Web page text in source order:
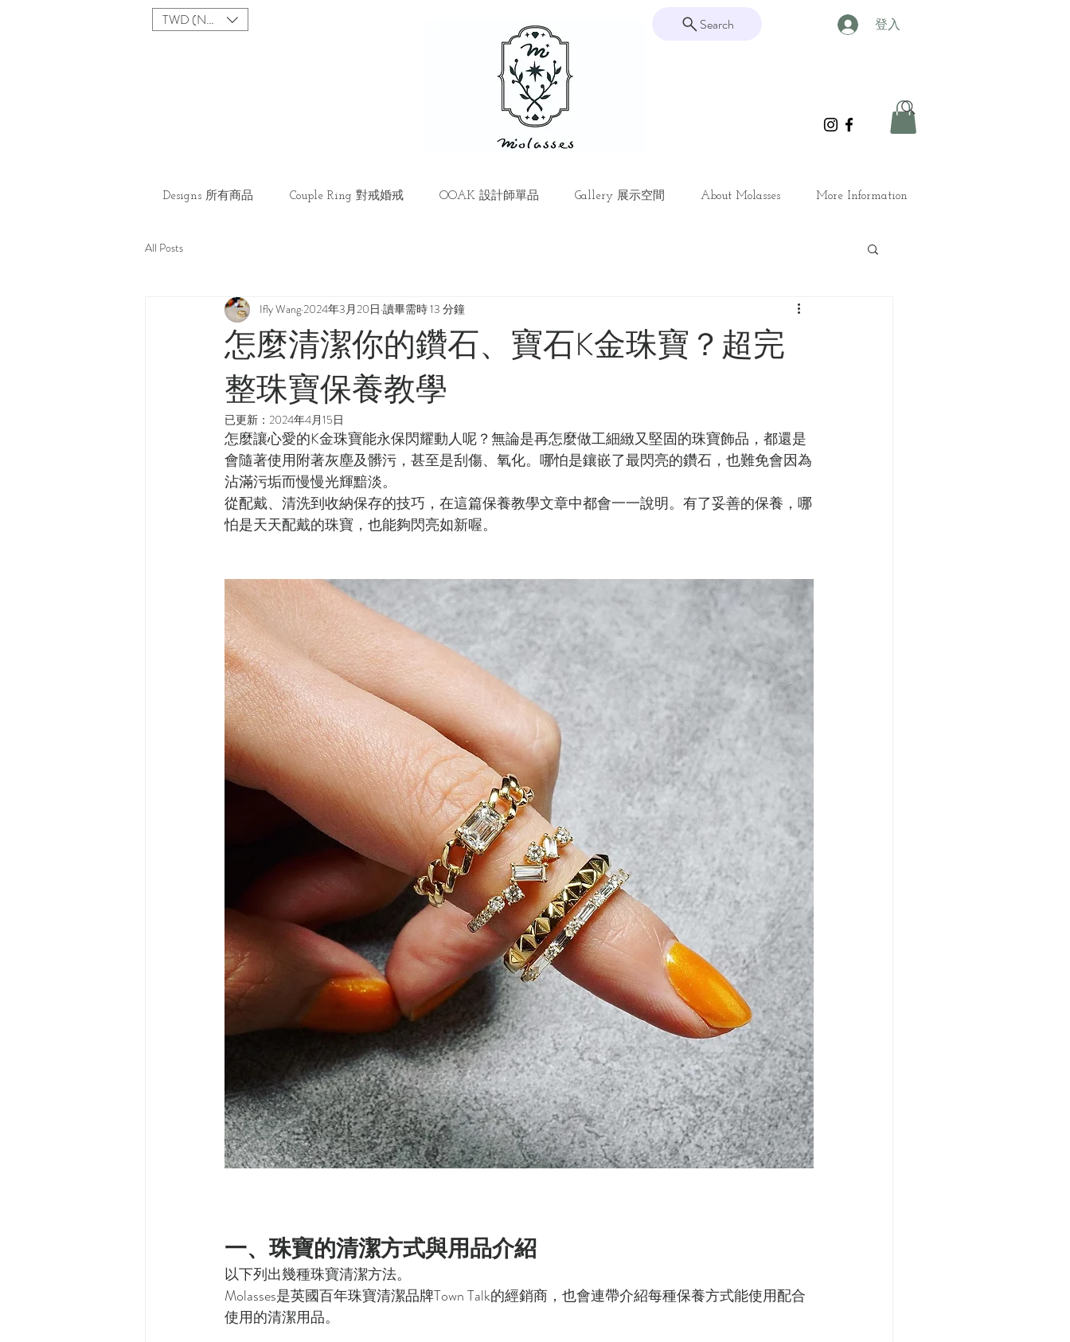
TWD (NT$) 登入
Search
Designs 所有商品 Couple Ring 對戒婚戒 OOAK 設計師單品 Gallery 展示空間 About Molasses More Information
All Posts
怎麼清潔你的鑽石、寶石K金珠寶？超完
整珠寶保養教學
Ifly Wang 2024年3月20日 讀畢需時 13 分鐘
已更新： 2024年4月15日
怎麼讓心愛的K金珠寶能永保閃耀動人呢？無論是再怎麼做工細緻又堅固的珠寶飾品，都還是
會隨著使用附著灰塵及髒污，甚至是刮傷、氧化。哪怕是鑲嵌了最閃亮的鑽石，也難免會因為
沾滿污垢而慢慢光輝黯淡。
從配戴、清洗到收納保存的技巧，在這篇保養教學文章中都會一一說明。有了妥善的保養，哪
怕是天天配戴的珠寶，也能夠閃亮如新喔。
一、珠寶的清潔方式與用品介紹
以下列出幾種珠寶清潔方法。
Molasses是英國百年珠寶清潔品牌Town Talk的經銷商，也會連帶介紹每種保養方式能使用配合
使用的清潔用品。